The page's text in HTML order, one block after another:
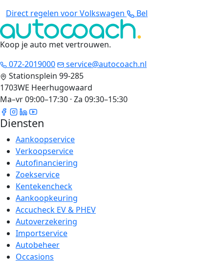
Direct regelen voor Volkswagen
Bel
Koop je auto met vertrouwen.
072-2019000
service@autocoach.nl
Stationsplein 99-285
1703WE Heerhugowaard
Ma–vr 09:00–17:30 · Za 09:30–15:30
Diensten
Aankoopservice
Verkoopservice
Autofinanciering
Zoekservice
Kentekencheck
Aankoopkeuring
Accucheck EV & PHEV
Autoverzekering
Importservice
Autobeheer
Occasions